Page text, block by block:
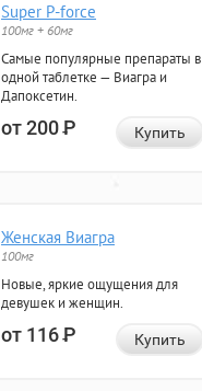
Super P-force
100мг + 60мг
Самые популярные препараты в
одной таблетке — Виагра и
Дапоксетин.
от 200Р Купить
Женская Виагра
100мг
Новые, яркие ощущения для
девушек и женщин.
от 116Р Купить